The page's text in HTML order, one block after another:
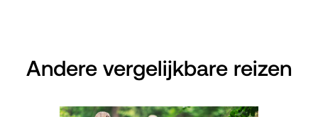
Andere vergelijkbare reizen